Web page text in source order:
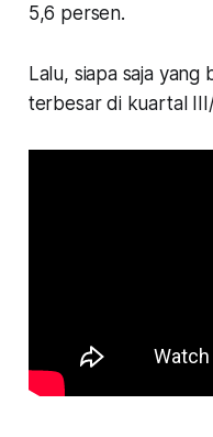
5,6 persen.
Lalu, siapa saja yang
terbesar di kuartal